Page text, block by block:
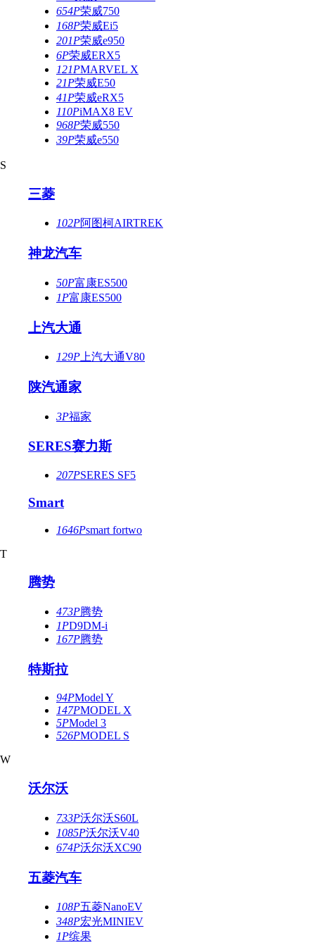
654P荣威750
168P荣威Ei5
201P荣威e950
6P荣威ERX5
121PMARVEL X
21P荣威E50
41P荣威eRX5
110PiMAX8 EV
968P荣威550
39P荣威e550
S
三菱
102P阿图柯AIRTREK
神龙汽车
50P富康ES500
1P富康ES500
上汽大通
129P 上汽大通V80
陕汽通家
3P福家
SERES赛力斯
207PSERES SF5
Smart
1646Psmart fortwo
T
腾势
473P腾势
1PD9DM-i
167P腾势
特斯拉
94PModel Y
147PMODEL X
5PModel 3
526PMODEL S
W
沃尔沃
733P沃尔沃S60L
1085P沃尔沃V40
674P沃尔沃XC90
五菱汽车
108P五菱NanoEV
348P宏光MINIEV
1P缤果